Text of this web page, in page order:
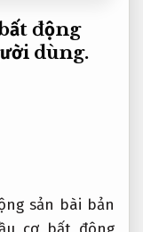
động
dùng.
sản bài bản